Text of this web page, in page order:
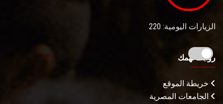
الزيارات اليومية: 220
روابط تهمك
خريطة الموقع
الجامعات المصرية